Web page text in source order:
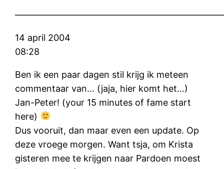
14 april 2004
08:28
Ben ik een paar dagen stil krijg ik meteen
commentaar van… (jaja, hier komt het…)
Jan-Peter! (your 15 minutes of fame start
here)
Dus vooruit, dan maar even een update. Op
deze vroege morgen. Want tsja, om Krista
gisteren mee te krijgen naar Pardoen moest